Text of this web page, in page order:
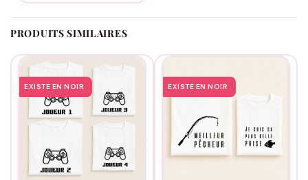
PRODUITS SIMILAIRES
EXISTE EN NOIR EXISTE EN NOIR